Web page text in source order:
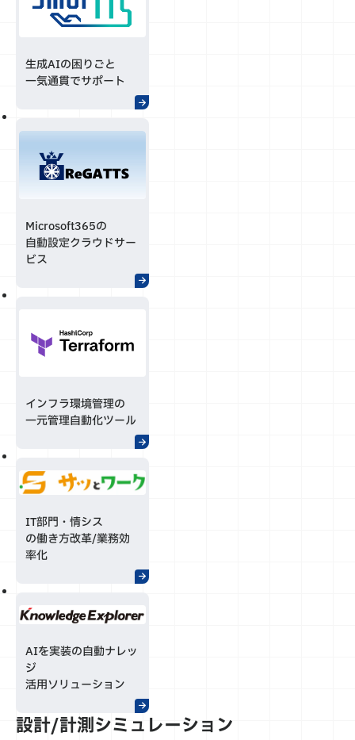
生成AIの困りごと
一気通貫でサポート
Microsoft365の
自動設定クラウドサー
ビス
インフラ環境管理の
一元管理自動化ツール
IT部門・情シス
の働き方改革/業務効
率化
AIを実装の自動ナレッ
ジ
活用ソリューション
設計/計測シミュレーション